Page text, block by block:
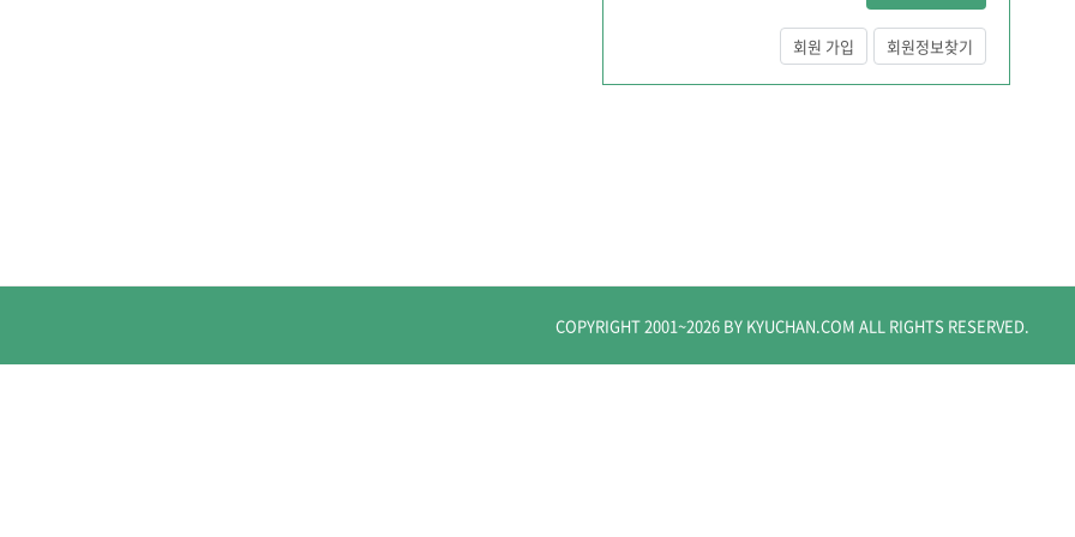
회원 가입 회원정보찾기
COPYRIGHT 2001~2026BY KYUCHAN.COM ALL RIGHTS RESERVED.